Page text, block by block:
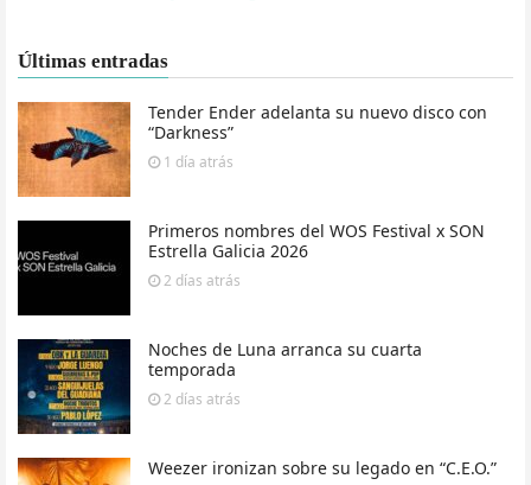
Últimas entradas
Tender Ender adelanta su nuevo disco con
“Darkness”
1 día atrás
Primeros nombres del WOS Festival x SON
Estrella Galicia 2026
2 días atrás
Noches de Luna arranca su cuarta
temporada
2 días atrás
Weezer ironizan sobre su legado en “C.E.O.”